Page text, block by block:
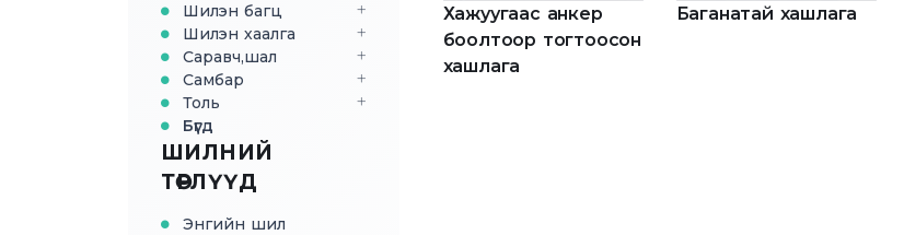
Шилэн багц
Шилэн хаалга
Саравч,шал
Самбар
Толь
Бүгд
ШИЛНИЙ
ТӨРЛҮҮД
Энгийн шил
Хажуугаас анкер
боолтоор тогтоосон
хашлага
Баганатай хашлага